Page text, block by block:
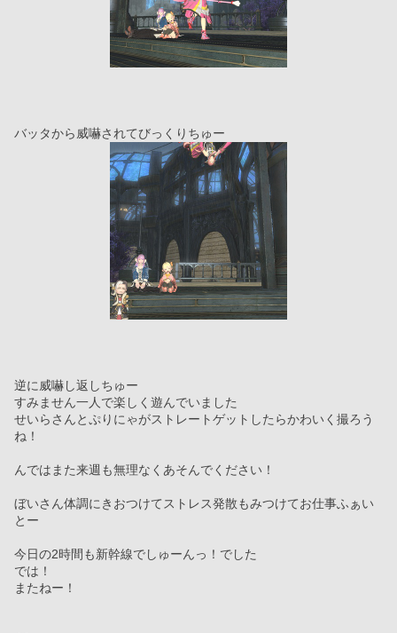
バッタから威嚇されてびっくりちゅー
逆に威嚇し返しちゅー
すみません一人で楽しく遊んでいました
せいらさんとぷりにゃがストレートゲットしたらかわいく撮ろう
ね！
んではまた来週も無理なくあそんでください！
ぼいさん体調にきおつけてストレス発散もみつけてお仕事ふぁい
とー
今日の2時間も新幹線でしゅーんっ！でした
では！
またねー！